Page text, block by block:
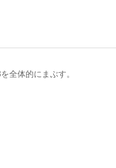
全体的にまぶす。